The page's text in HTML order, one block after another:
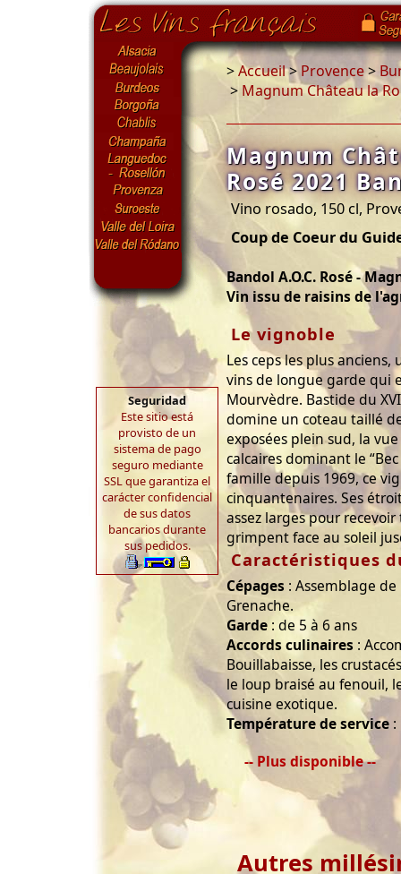
Seguridad
Este sitio está
provisto de un
sistema de pago
seguro mediante
SSL que garantiza el
carácter confidencial
de sus datos
bancarios durante
sus pedidos.
>Accueil>Provence>
> Magnum Château la
Magnum
Rosé 2021
Vino rosado, 150 cl,
Coup de Coeur du
Bandol A.O.C. Rosé -
Vin issu de raisins de
Le vignoble
Les ceps les plus
vins de longue garde
Mourvèdre. Bastide du
domine un coteau taillé
exposées plein sud, la
calcaires dominant le
famille depuis 1969, ce
cinquantenaires. Ses
assez larges pour
grimpent face au soleil
Caractéristiques
Cépages : Assemblage
Grenache.
Garde : de 5 à 6 ans
Accords culinaires :
Bouillabaisse, les
le loup braisé au fenouil,
cuisine exotique.
Température de service :
-- Plus disponible --
Autres